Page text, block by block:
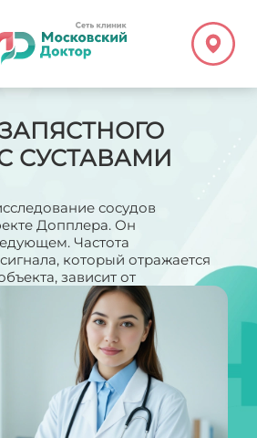
СУСТАВАМИ
сосудов
Допплера. Он
Частота
который отражается
зависит от